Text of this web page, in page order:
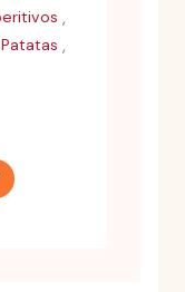
,
Patatas ,